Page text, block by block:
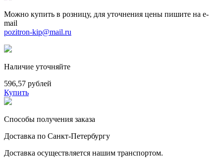
Можно купить в розницу, для уточнения цены пишите на e-
mail
pozitron-kip@mail.ru
Наличие уточняйте
596,57 рублей
Купить
Способы получения заказа
Доставка по Санкт-Петербургу
Доставка осуществляется нашим транспортом.